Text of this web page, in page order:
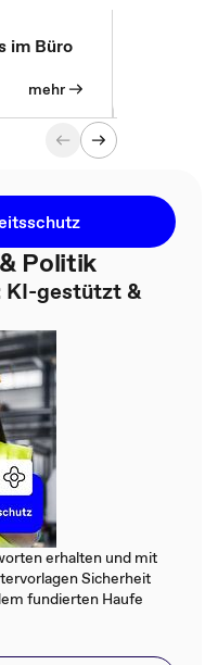
im Büro
mehr
Politik
KI-gestützt &
erhalten und mit
Sicherheit
fundierten Haufe